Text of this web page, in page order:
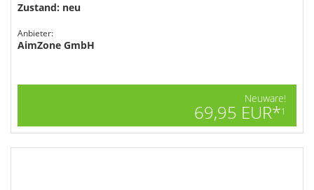
Zustand: neu
Anbieter:
AimZone GmbH
Neuware!
69,95 EUR*1